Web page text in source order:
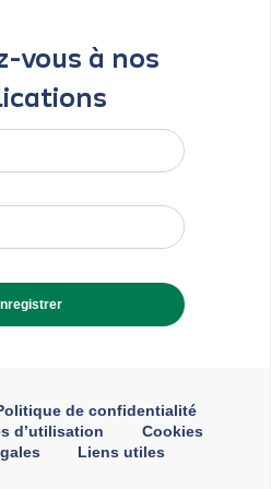
vous à nos
de confidentialité
d’utilisation
Cookies
Liens utiles